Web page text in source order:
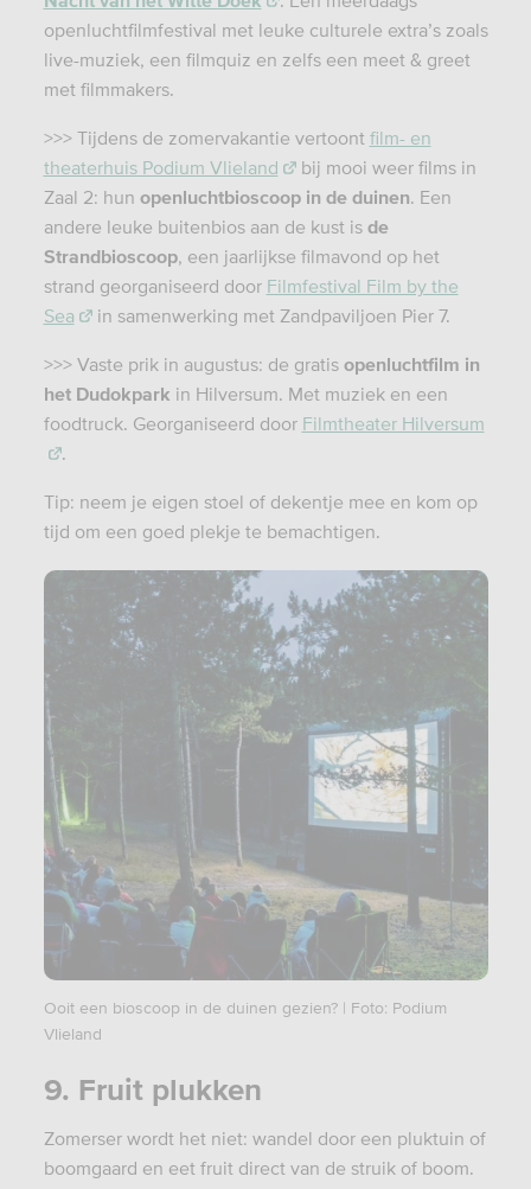
openluchtfilmfestival met leuke culturele extra’s zoals
live-muziek, een filmquiz en zelfs een meet & greet
met filmmakers.
>>> Tijdens de zomervakantie vertoont film- en
theaterhuis Podium Vlieland
bij mooi weer films in
Zaal 2: hun openluchtbioscoop in de duinen. Een
andere leuke buitenbios aan de kust is de
Strandbioscoop, een jaarlijkse filmavond op het
strand georganiseerd door Filmfestival Film by the
Sea
in samenwerking met Zandpaviljoen Pier 7.
>>> Vaste prik in augustus: de gratis openluchtfilm in
het Dudokpark in Hilversum. Met muziek en een
foodtruck. Georganiseerd door Filmtheater Hilversum
.
Tip: neem je eigen stoel of dekentje mee en kom op
tijd om een goed plekje te bemachtigen.
Ooit een bioscoop in de duinen gezien? | Foto: Podium
Vlieland
9. Fruit plukken
Zomerser wordt het niet: wandel door een pluktuin of
boomgaard en eet fruit direct van de struik of boom.